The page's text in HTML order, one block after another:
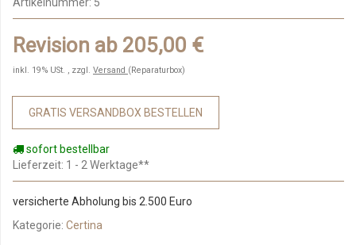
Revision ab 205,00 €
inkl. 19% USt. , zzgl. Versand (Reparaturbox)
GRATIS VERSANDBOX BESTELLEN
sofort bestellbar
Lieferzeit: 1 - 2 Werktage**
versicherte Abholung bis 2.500 Euro
Kategorie: Certina